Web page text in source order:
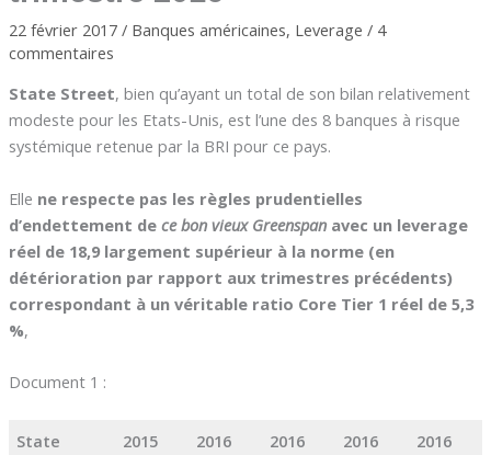
22 février 2017 / Banques américaines, Leverage / 4
commentaires
State Street, bien qu’ayant un total de son bilan relativement
modeste pour les Etats-Unis, est l’une des 8 banques à risque
systémique retenue par la BRI pour ce pays.
Elle ne respecte pas les règles prudentielles
d’endettement de ce bon vieux Greenspan avec un leverage
réel de 18,9 largement supérieur à la norme (en
détérioration par rapport aux trimestres précédents)
correspondant à un véritable ratio Core Tier 1 réel de 5,3
%,
Document 1 :
State
2015
2016
2016
2016
2016